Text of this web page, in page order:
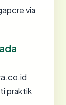
via
praktik